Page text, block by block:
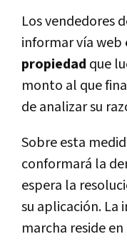
Los vendedores
informar ví­a web
propiedad que
monto al que
de analizar su
Sobre esta
conformará la
espera la
su aplicación. La
marcha reside en